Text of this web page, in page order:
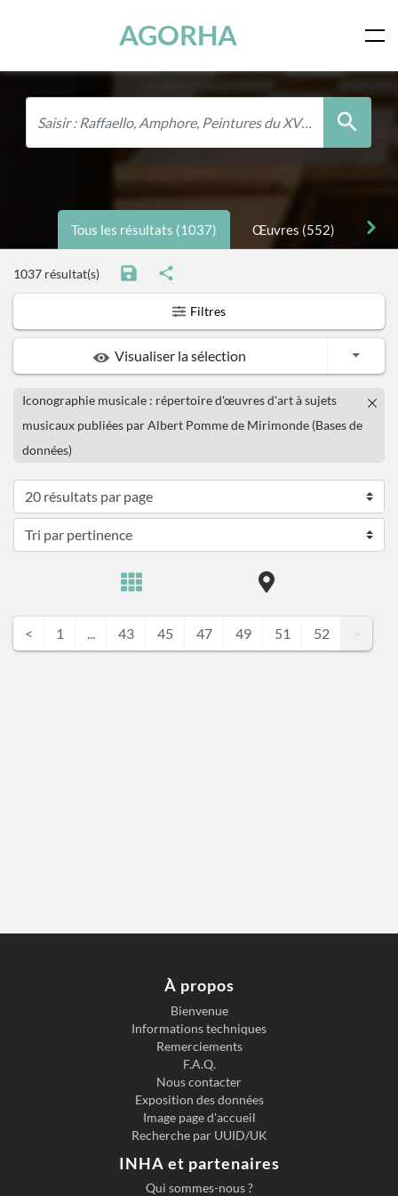
AGORHA
Tous les résultats (1037) Œuvres (552)
1037 résultat(s)
Filtres
Visualiser la sélection Toggle
Iconographie musicale : répertoire d'œuvres d'art à sujets
musicaux publiées par Albert Pomme de Mirimonde (Bases de
données)
< 1 ... 43 45 47 49 51 52 >
À propos
Bienvenue
Informations techniques
Remerciements
F.A.Q.
Nous contacter
Exposition des données
Image page d'accueil
Recherche par UUID/UK
INHA et partenaires
Qui sommes-nous ?